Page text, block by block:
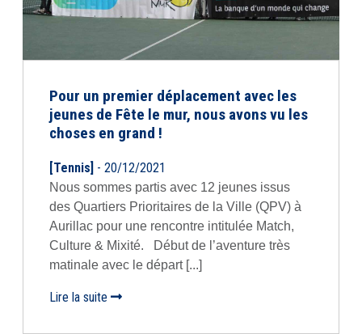
Pour un premier déplacement avec les
jeunes de Fête le mur, nous avons vu les
choses en grand !
[Tennis] - 20/12/2021
Nous sommes partis avec 12 jeunes issus
des Quartiers Prioritaires de la Ville (QPV) à
Aurillac pour une rencontre intitulée Match,
Culture & Mixité. Début de l’aventure très
matinale avec le départ [...]
Lire la suite